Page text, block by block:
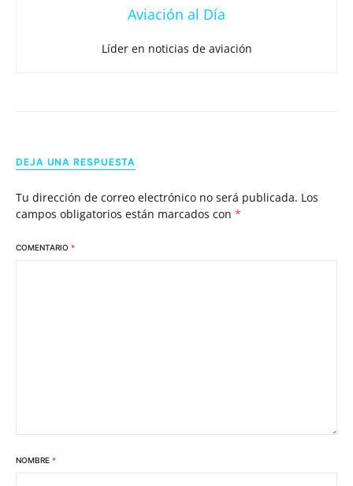
Aviación al Día
Líder en noticias de aviación
DEJA UNA RESPUESTA
Tu dirección de correo electrónico no será publicada. Los
campos obligatorios están marcados con *
COMENTARIO *
NOMBRE *